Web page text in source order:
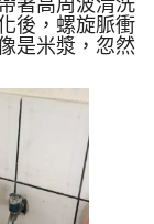
著高周波清洗
後，螺旋脈衝
是米漿，忽然
出水變乾淨熱
定期「大掃
不同的水質
鐵鏽）： 管
於地下水源。
乳白（生物